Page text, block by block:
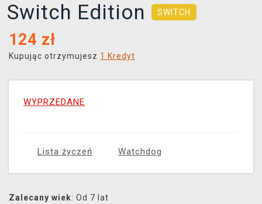
Switch Edition
SWITCH
124 zł
Kupując otrzymujesz 1 Kredyt
WYPRZEDANE
Lista życzeń Watchdog
Zalecany wiek: Od 7 lat